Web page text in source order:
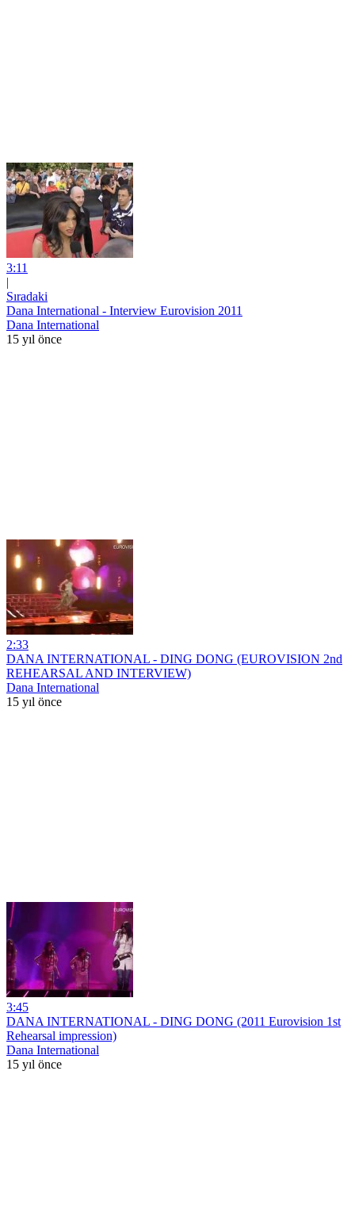
3:11
|
Sıradaki
Dana International - Interview Eurovision 2011
Dana International
15 yıl önce
2:33
DANA INTERNATIONAL - DING DONG (EUROVISION 2nd
REHEARSAL AND INTERVIEW)
Dana International
15 yıl önce
3:45
DANA INTERNATIONAL - DING DONG (2011 Eurovision 1st
Rehearsal impression)
Dana International
15 yıl önce